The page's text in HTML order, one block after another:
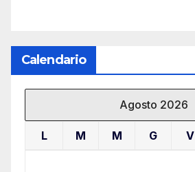
Calendario
Agosto 2026
L M M G V